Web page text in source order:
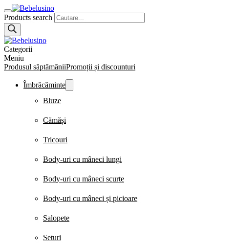
Products search
Categorii
Meniu
Produsul săptămăniiPromoții și discounturi
Îmbrăcăminte
Bluze
Cămăși
Tricouri
Body-uri cu mâneci lungi
Body-uri cu mâneci scurte
Body-uri cu mâneci și picioare
Salopete
Seturi